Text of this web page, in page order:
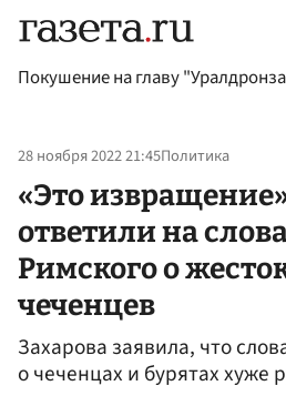
Покушение на главу
28 ноября 2022 21:45Политика
«Это
ответили на
Римского о
чеченцев
Захарова заявила, что
о чеченцах и бурятах хуже